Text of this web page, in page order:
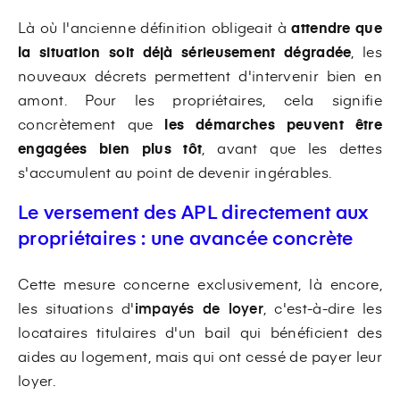
Là où l'ancienne définition obligeait àattendre que
la situation soit déjà sérieusement dégradée , les
nouveaux décrets permettent d'intervenir bien en
amont. Pour les propriétaires, cela signifie
concrètement que les démarches peuvent être
engagées bien plus tôt , avant que les dettes
s'accumulent au point de devenir ingérables.
Le versement des APL directement aux
propriétaires : une avancée concrète
Cette mesure concerne exclusivement, là encore,
les situations d'impayés de loyer , c'est-à-dire les
locataires titulaires d'un bail qui bénéficient des
aides au logement, mais qui ont cessé de payer leur
loyer.